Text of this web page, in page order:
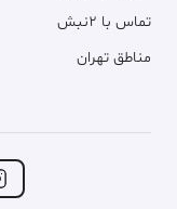
تماس با ۲نبش
مناطق تهران